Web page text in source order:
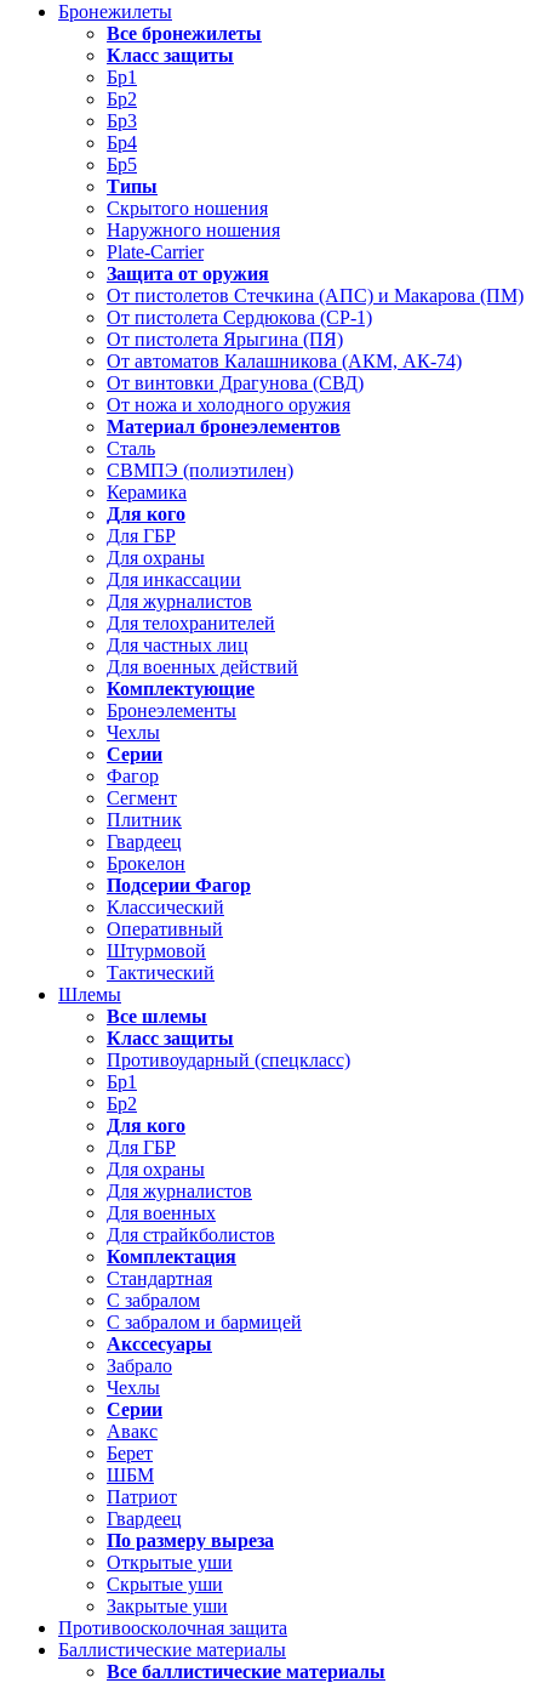
Бронежилеты
Все бронежилеты
Класс защиты
Бр1
Бр2
Бр3
Бр4
Бр5
Типы
Скрытого ношения
Наружного ношения
Plate-Carrier
Защита от оружия
От пистолетов Стечкина (АПС) и Макарова (ПМ)
От пистолета Сердюкова (СР-1)
От пистолета Ярыгина (ПЯ)
От автоматов Калашникова (АКМ, АК-74)
От винтовки Драгунова (СВД)
От ножа и холодного оружия
Материал бронеэлементов
Сталь
СВМПЭ (полиэтилен)
Керамика
Для кого
Для ГБР
Для охраны
Для инкассации
Для журналистов
Для телохранителей
Для частных лиц
Для военных действий
Комплектующие
Бронеэлементы
Чехлы
Серии
Фагор
Сегмент
Плитник
Гвардеец
Брокелон
Подсерии Фагор
Классический
Оперативный
Штурмовой
Тактический
Шлемы
Все шлемы
Класс защиты
Противоударный (спецкласс)
Бр1
Бр2
Для кого
Для ГБР
Для охраны
Для журналистов
Для военных
Для страйкболистов
Комплектация
Стандартная
С забралом
С забралом и бармицей
Акссесуары
Забрало
Чехлы
Серии
Авакс
Берет
ШБМ
Патриот
Гвардеец
По размеру выреза
Открытые уши
Скрытые уши
Закрытые уши
Противоосколочная защита
Баллистические материалы
Все баллистические материалы